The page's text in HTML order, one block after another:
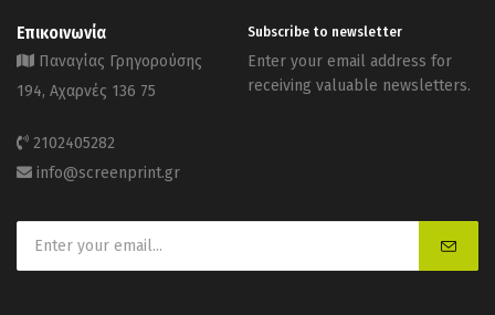
Επικοινωνία
Παναγίας Γρηγορούσης
194, Αχαρνές 136 75
2102405282
info@screenprint.gr
Subscribe to newsletter
Enter your email address for
receiving valuable newsletters.